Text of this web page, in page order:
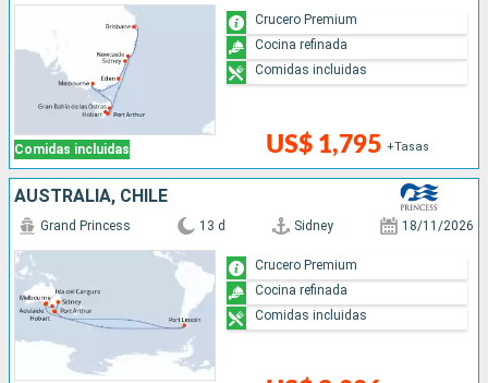
Comidas incluidas US$ 1,795 +Tasas
Crucero Premium
Cocina refinada
Comidas incluidas
AUSTRALIA, CHILE
Grand Princess 13 d Sidney 18/11/2026
Crucero Premium
Cocina refinada
Comidas incluidas